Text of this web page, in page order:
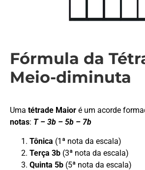
Fórmula da
Meio-diminuta
Uma tétrade Maior é um acorde
notas: T – 3b – 5b – 7b
Tônica (1ª nota da escala)
Terça 3b (3ª nota da escala)
Quinta 5b (5ª nota da escala)